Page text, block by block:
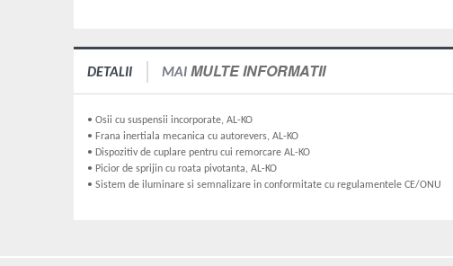
DETALII MAI MULTE INFORMATII
• Osii cu suspensii incorporate, AL-KO
• Frana inertiala mecanica cu autorevers, AL-KO
• Dispozitiv de cuplare pentru cui remorcare AL-KO
• Picior de sprijin cu roata pivotanta, AL-KO
• Sistem de iluminare si semnalizare in conformitate cu regulamentele CE/ONU